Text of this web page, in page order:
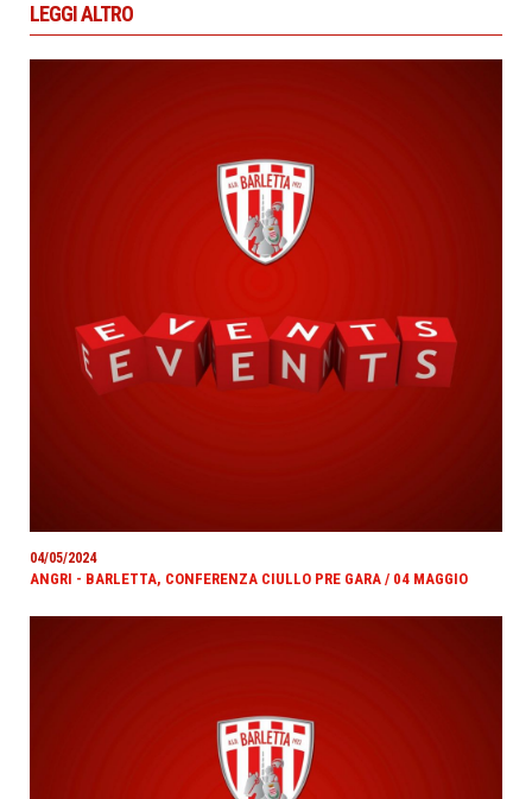
LEGGI ALTRO
04/05/2024
ANGRI - BARLETTA, CONFERENZA CIULLO PRE GARA / 04 MAGGIO